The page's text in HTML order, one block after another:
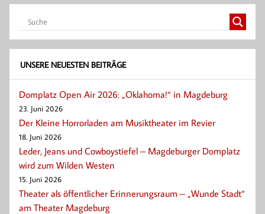
UNSERE NEUESTEN BEITRÄGE
Domplatz Open Air 2026: „Oklahoma!“ in Magdeburg
23. Juni 2026
Der Kleine Horrorladen am Musiktheater im Revier
18. Juni 2026
Leder, Jeans und Cowboystiefel – Magdeburger Domplatz
wird zum Wilden Westen
15. Juni 2026
Theater als öffentlicher Erinnerungsraum – „Wunde Stadt“
am Theater Magdeburg